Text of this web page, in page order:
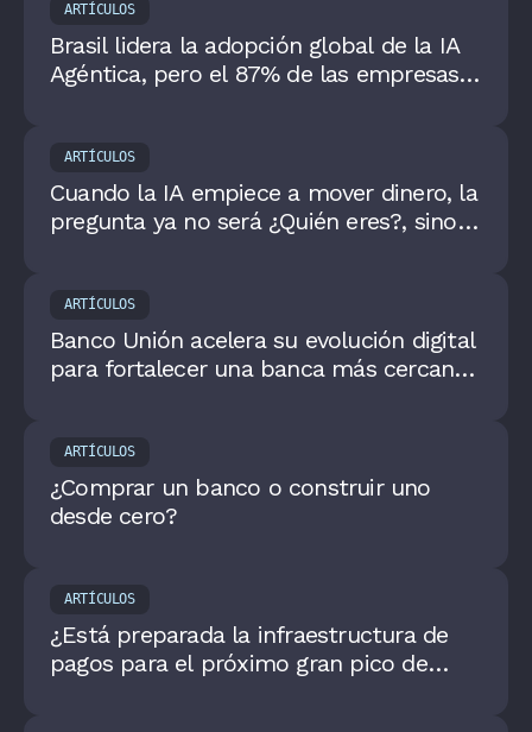
ARTÍCULOS
Brasil lidera la adopción global de la IA
Agéntica, pero el 87% de las empresas
ARTÍCULOS
Cuando la IA empiece a mover dinero, la
pregunta ya no será ¿Quién eres?, sino
ARTÍCULOS
Banco Unión acelera su evolución digital
para fortalecer una banca más cercana,
ARTÍCULOS
¿Comprar un banco o construir uno
desde cero?
ARTÍCULOS
¿Está preparada la infraestructura de
pagos para el próximo gran pico de